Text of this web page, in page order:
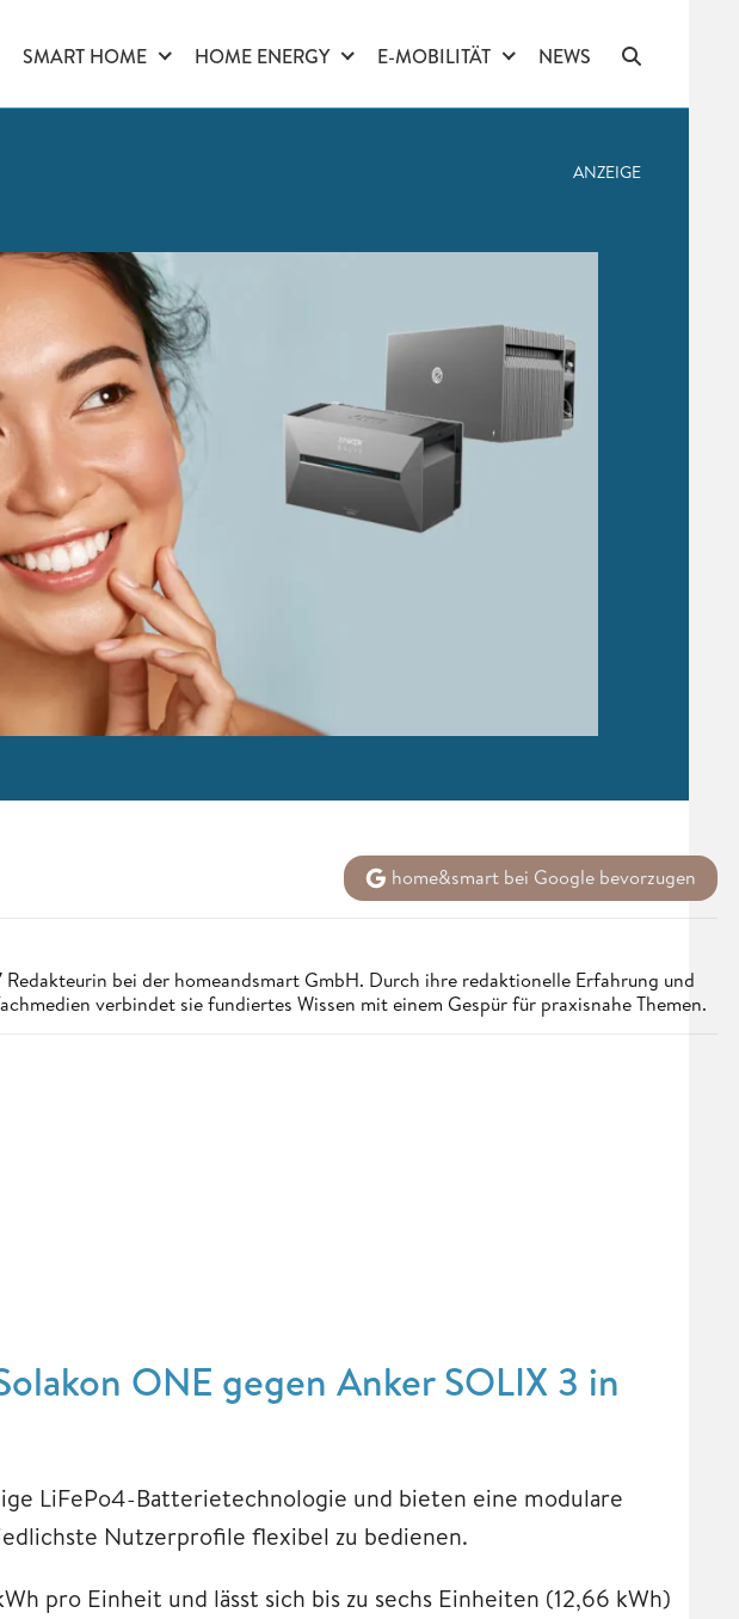
SMART HOME HOME ENERGY E-MOBILITÄT NEWS
ANZEIGE
home&smart bei Google bevorzugen
Redakteurin bei der homeandsmart GmbH. Durch ihre redaktionelle Erfahrung und
verbindet sie fundiertes Wissen mit einem Gespür für praxisnahe Themen.
ONE gegen Anker SOLIX 3 in
LiFePo4-Batterietechnologie und bieten eine modulare
Nutzerprofile flexibel zu bedienen.
pro Einheit und lässt sich bis zu sechs Einheiten (12,66 kWh)